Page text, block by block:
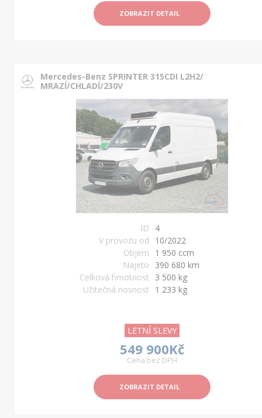
ZOBRAZIT DETAIL
Mercedes-Benz SPRINTER 315CDI L2H2/
MRAZÍ/CHLADÍ/230V
ID
4
V provozu od
10/2022
Objem
1 950 ccm
Najeto
390 680 km
Celková hmotnost
3 500 kg
Užitečná nosnost
1 233 kg
LETNÍ SLEVY
549 900Kč
Cena bez DPH
ZOBRAZIT DETAIL